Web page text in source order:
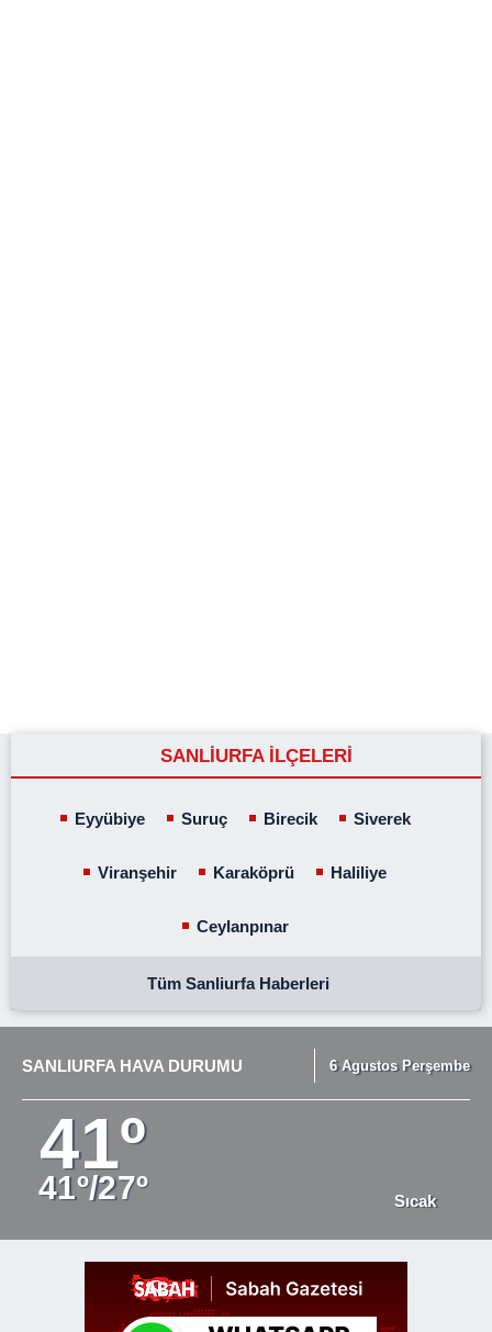
SANLİURFA İLÇELERİ
Eyyübiye Suruç Birecik Siverek
Viranşehir Karaköprü Haliliye
Ceylanpınar
Tüm Sanliurfa Haberleri
SANLIURFA HAVA DURUMU 6 Agustos Perşembe
41º
41º/27º Sıcak